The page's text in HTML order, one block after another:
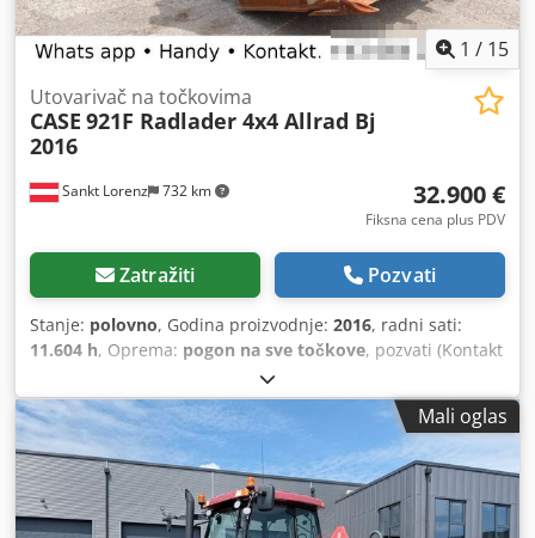
1 / 15
Sankt Lorenz 732 km
Utovarivač na točkovima
CASE 921F Radlader 4x4 Allrad Bj
2016
32.900 €
Fiksna cena plus PDV
Zatražiti Pozvati
Stanje: polovno, Godina proizvodnje: 2016, radni sati:
11.604 h, Oprema: pogon na sve točkove, pozvati (Kontakt
· Telefon · Mobilni · WhatsApp) * Case 921F točkaš 4x4
pogon na sve točkove * Grejanje / Klima uređaj * Godina
proizvodnje: 2016 * Šasija: FNH921F1NGHE12139 * Kw: 190
Dcsdpfx Askq Amfsfvsk * Sopstvena težina: 19.680 kg *
Ukupna težina: 21.600 kg * Radnih sati: 11.604 * Dostupno
3 komada * Cena na upit * Sve informacije bez garancije
Mali oglas